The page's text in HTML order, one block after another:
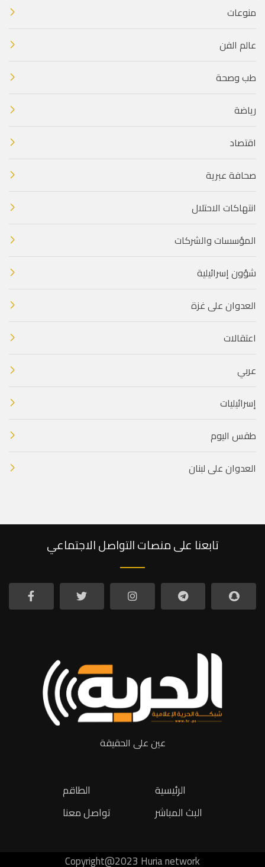
منوعات
عالم الفن
طب وصحة
رياضة
اقتصاد
صحافة عبرية
انتهاكات الاحتلال
المؤسسات والشركات
شؤون إسرائيلية
العدوان على غزة
اعتقالات
عربي
إسرائيليات
طقس اليوم
العدوان على لبنان
تابعنا على منصات التواصل الاجتماعي
عين على الحقيقة
الطاقم
تواصل معنا
الرئيسية
البث المباشر
Copyright@2023 Huria network